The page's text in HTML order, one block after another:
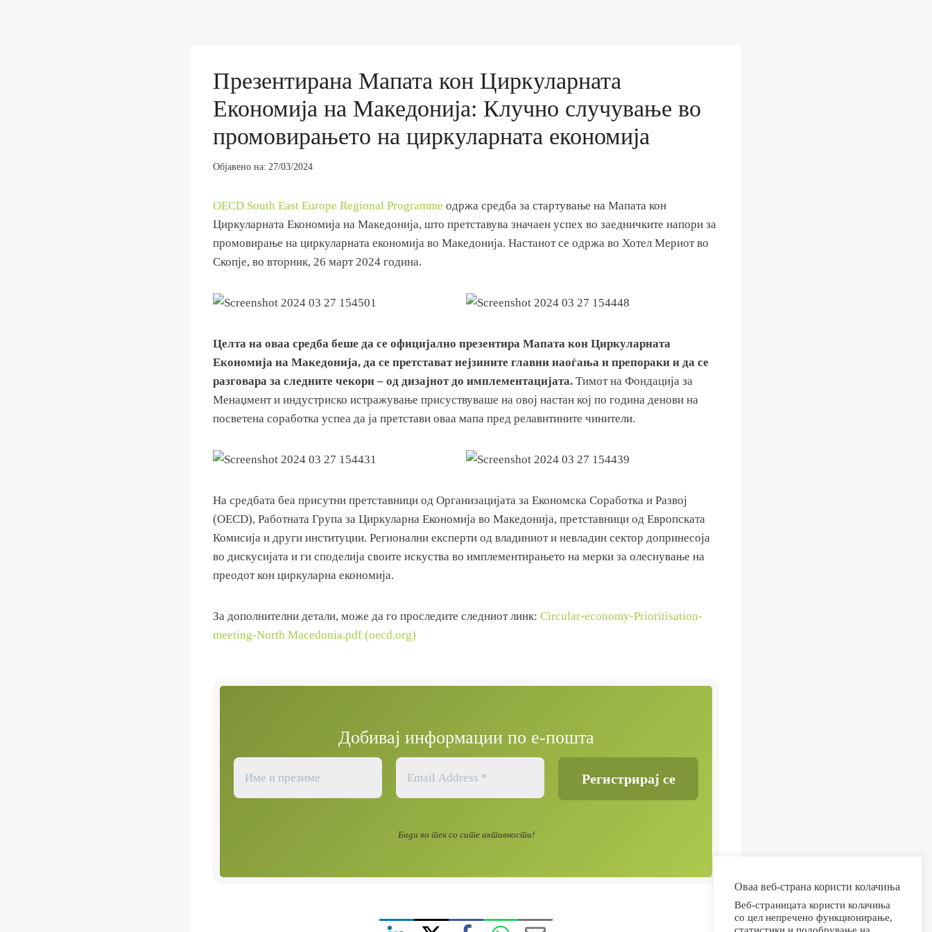
Презентирана Мапата кон Циркуларната
Економија на Македонија: Клучно случување во
промовирањето на циркуларната економија
Објавено на: 27/03/2024
OECD South East Europe Regional Programme одржа средба за стартување на Мапата кон
Циркуларната Економија на Македонија, што претставува значаен успех во заедничките напори за
промовирање на циркуларната економија во Македонија. Настанот се одржа во Хотел Мериот во
Скопје, во вторник, 26 март 2024 година.
Целта на оваа средба беше да се официјално презентира Мапата кон Циркуларната
Економија на Македонија, да се претстават нејзините главни наоѓања и препораки и да се
разговара за следните чекори – од дизајнот до имплементацијата. Тимот на Фондација за
Менаџмент и индустриско истражување присуствуваше на овој настан кој по година денови на
посветена соработка успеа да ја претстави оваа мапа пред релавнтините чинители.
На средбата беа присутни претставници од Организацијата за Економска Соработка и Развој
(ОЕСD), Работната Група за Циркуларна Економија во Македонија, претставници од Европската
Комисија и други институции. Регионални експерти од владиниот и невладин сектор допринесоја
во дискусијата и ги споделија своите искуства во имплементирањето на мерки за олеснување на
преодот кон циркуларна економија.
За дополнителни детали, може да го проследите следниот линк: Circular-economy-Prioritisation-
meeting-North Macedonia.pdf (oecd.org)
Добивај информации по е-пошта
Биди во тек со сите активности!
Оваа веб-страна користи колачиња
Веб-страницата користи колачиња
со цел непречено функционирање,